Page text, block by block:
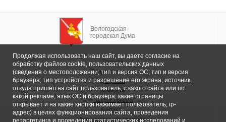
Вологодская
городская Дума
Главная
Общие сведения
Депутаты
Комитеты
График приема
Контакты
Депутатские объединения
Продолжая использовать наш сайт, вы даете согласие на
обработку файлов cookie, пользовательских данных
(сведения о местоположении; тип и версия ОС; тип и версия
браузера; тип устройства и разрешение его экрана; источник,
откуда пришел на сайт пользователь; с какого сайта или по
какой рекламе; язык ОС и браузера; какие страницы
открывает и на какие кнопки нажимает пользователь; ip-
адрес) в целях функционирования сайта, проведения
ретаргетинга и проведения статистических исследований и